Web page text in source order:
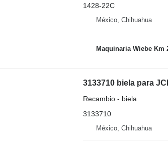
1428-22C
México, Chihuahua
Maquinaria Wiebe Km
3133710 biela para
Recambio - biela
3133710
México, Chihuahua